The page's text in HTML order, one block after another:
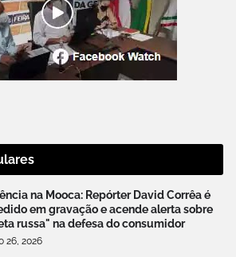
na Mooca: Repórter David Corrêa é
em gravação e acende alerta sobre
russa" na defesa do consumidor
26, 2026